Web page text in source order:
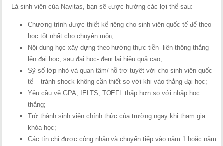
Là sinh viên của Navitas, bạn sẽ được hưởng các lợi thế sau:
Chương trình được thiết kế riêng cho sinh viên quốc tế để theo
học tốt nhất cho chuyên môn;
Nội dung học xây dựng theo hướng thực tiễn- liên thông thẳng
lên đại học, sau đại học- đem lại hiệu quả cao;
Sỹ số lớp nhỏ và quan tâm/ hỗ trợ tuyệt vời cho sinh viên quốc
tế – tránh shock không cần thiết so với khi vào thẳng đại học;
Yêu cầu về GPA, IELTS, TOEFL thấp hơn so với nhập học
thẳng;
Trở thành sinh viên chính thức của trường ngay khi tham gia
khóa học;
Các tín chỉ được công nhận và chuyển tiếp vào năm 1 hoặc năm